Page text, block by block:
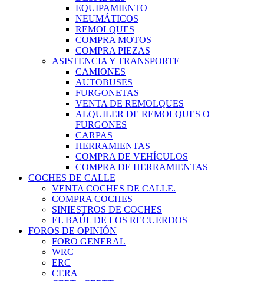
EQUIPAMIENTO
NEUMÁTICOS
REMOLQUES
COMPRA MOTOS
COMPRA PIEZAS
ASISTENCIA Y TRANSPORTE
CAMIONES
AUTOBUSES
FURGONETAS
VENTA DE REMOLQUES
ALQUILER DE REMOLQUES O
FURGONES
CARPAS
HERRAMIENTAS
COMPRA DE VEHÍCULOS
COMPRA DE HERRAMIENTAS
COCHES DE CALLE
VENTA COCHES DE CALLE.
COMPRA COCHES
SINIESTROS DE COCHES
EL BAÚL DE LOS RECUERDOS
FOROS DE OPINIÓN
FORO GENERAL
WRC
ERC
CERA